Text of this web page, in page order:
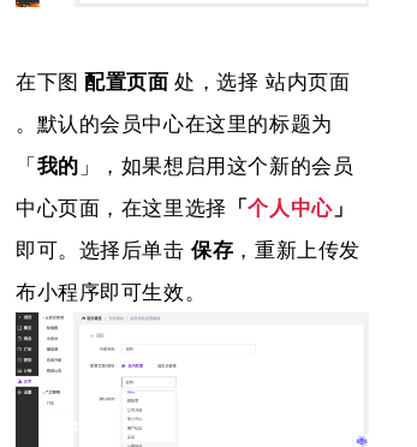
在下图 配置页面处，选择 站内页面
。默认的会员中心在这里的标题为
「 我的 」，如果想启用这个新的会员
中心页面，在这里选择 「个人中心」
即可。选择后单击保存 ，重新上传发
布小程序即可生效。